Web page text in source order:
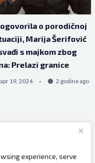
experience, serve
o porodičnoj
Marija Šerifović
s majkom zbog
Prelazi granice
apr 19, 2024 2 godine ago